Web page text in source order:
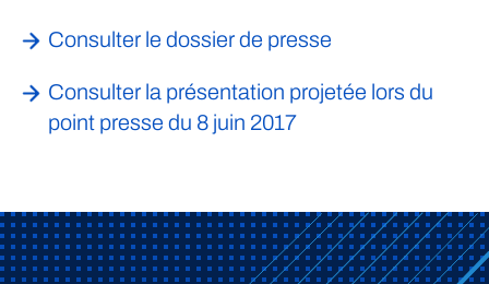
Consulter le dossier de presse
Consulter la présentation projetée lors du
point presse du 8 juin 2017